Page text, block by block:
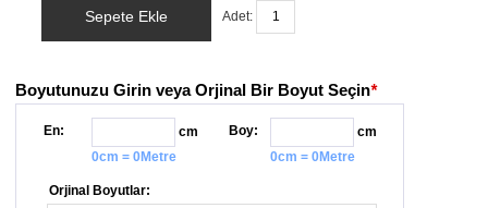
Sepete Ekle Adet:
Boyutunuzu Girin veya Orjinal Bir Boyut Seçin*
En:
cm
0cm = 0Metre
Boy:
cm
0cm = 0Metre
Orjinal Boyutlar: